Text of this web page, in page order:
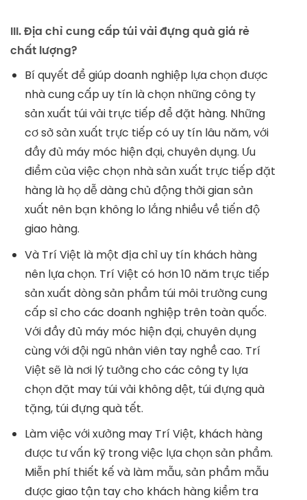
III. Địa chỉ cung cấp túi vải đựng quà giá rẻ
chất lượng?
Bí quyết để giúp doanh nghiệp lựa chọn được
nhà cung cấp uy tín là chọn những công ty
sản xuất túi vải trực tiếp để đặt hàng. Những
cơ sở sản xuất trực tiếp có uy tín lâu năm, với
đầy đủ máy móc hiện đại, chuyên dụng. Ưu
điểm của việc chọn nhà sản xuất trực tiếp đặt
hàng là họ dễ dàng chủ động thời gian sản
xuất nên bạn không lo lắng nhiều về tiến độ
giao hàng.
Và Trí Việt là một địa chỉ uy tín khách hàng
nên lựa chọn. Trí Việt có hơn 10 năm trực tiếp
sản xuất dòng sản phẩm túi môi trường cung
cấp sỉ cho các doanh nghiệp trên toàn quốc.
Với đầy đủ máy móc hiện đại, chuyên dụng
cùng với đội ngũ nhân viên tay nghề cao. Trí
Việt sẽ là nơi lý tưởng cho các công ty lựa
chọn đặt may túi vải không dệt, túi đựng quà
tặng, túi đựng quà tết.
Làm việc với xưởng may Trí Việt, khách hàng
được tư vấn kỹ trong việc lựa chọn sản phẩm.
Miễn phí thiết kế và làm mẫu, sản phẩm mẫu
được giao tận tay cho khách hàng kiểm tra